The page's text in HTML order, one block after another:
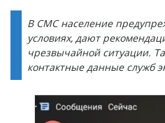
В СМС население
условиях, дают
чрезвычайной ситуации.
контактные данные служб